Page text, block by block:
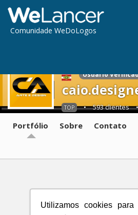
Utilizamos cookies para
Comunidade WeDoLogos
Usuário
TOP • 593 clientes •
Portfólio Sobre Contato